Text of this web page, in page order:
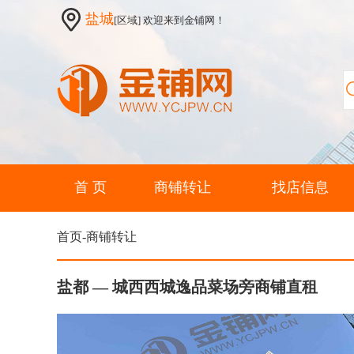
盐城[区域] 欢迎来到金铺网！
首 页 商铺转让 找店信息
首页-商铺转让
盐都 — 城西西城逸品菜场旁商铺直租